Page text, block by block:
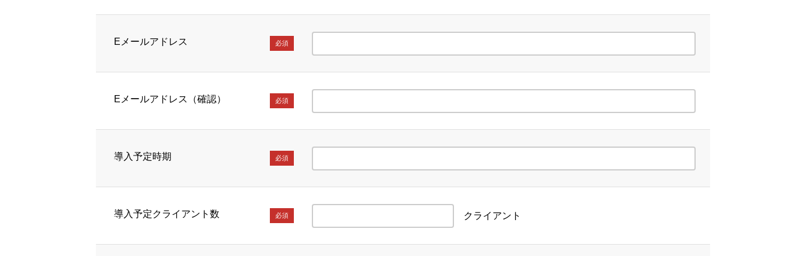
Eメールアドレス 必須
Eメールアドレス（確認） 必須
導入予定時期 必須
導入予定クライアント数 必須 クライアント